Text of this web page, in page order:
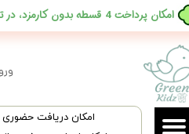
​امکان دریافت
حساب کاربری من
تغییر گذر واژه
سفارشات
​امکان پرداخت 4 قسطه بدون کارمزد، در ترب پی فعال شد